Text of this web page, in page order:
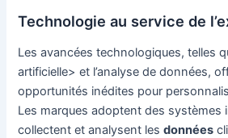
Technologie au service de
Les avancées technologiques, telles
artificielle> et l’analyse de données,
opportunités inédites pour
Les marques adoptent des systèmes
collectent et analysent lesdonnées